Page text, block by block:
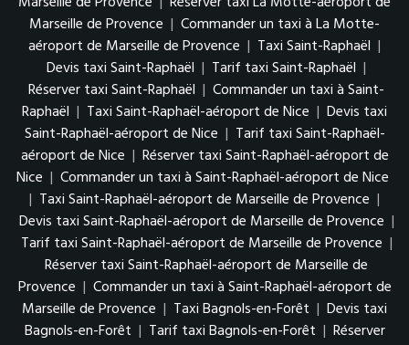
Marseille de Provence | Commander un taxi à La Motte-
aéroport de Marseille de Provence | Taxi Saint-Raphaël |
Devis taxi Saint-Raphaël | Tarif taxi Saint-Raphaël |
Réserver taxi Saint-Raphaël | Commander un taxi à Saint-
Raphaël | Taxi Saint-Raphaël-aéroport de Nice | Devis taxi
Saint-Raphaël-aéroport de Nice | Tarif taxi Saint-Raphaël-
aéroport de Nice | Réserver taxi Saint-Raphaël-aéroport de
Nice | Commander un taxi à Saint-Raphaël-aéroport de Nice
| Taxi Saint-Raphaël-aéroport de Marseille de Provence |
Devis taxi Saint-Raphaël-aéroport de Marseille de Provence |
Tarif taxi Saint-Raphaël-aéroport de Marseille de Provence |
Réserver taxi Saint-Raphaël-aéroport de Marseille de
Provence | Commander un taxi à Saint-Raphaël-aéroport de
Marseille de Provence | Taxi Bagnols-en-Forêt | Devis taxi
Bagnols-en-Forêt | Tarif taxi Bagnols-en-Forêt | Réserver